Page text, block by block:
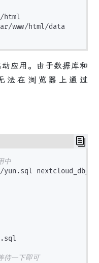
html
www/html/data
动应用。由于数据库和
法在浏览器上通过
中
yun.sql
待一下即可